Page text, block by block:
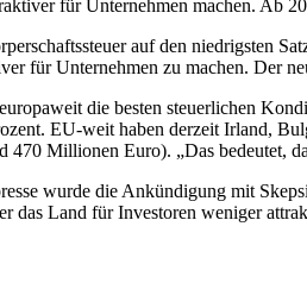
für Unternehmen machen. Ab
auf den niedrigsten
für Unternehmen zu machen. Der
europaweit die besten steuerlichen
EU-weit haben derzeit Irland,
Millionen Euro). „Das bedeutet,
wurde die Ankündigung mit
das Land für Investoren weniger